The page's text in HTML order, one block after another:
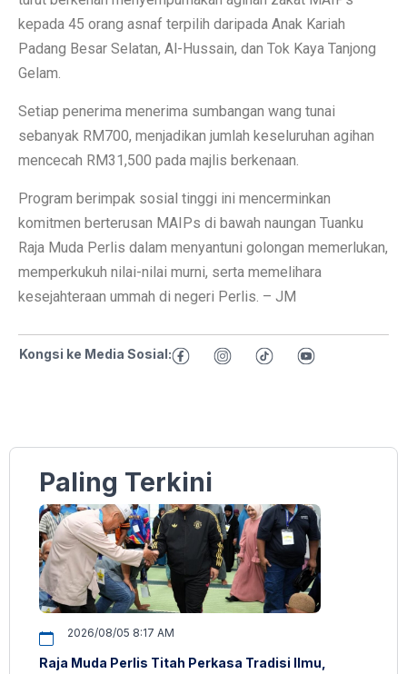
kepada 45 orang asnaf terpilih daripada Anak Kariah
Padang Besar Selatan, Al-Hussain, dan Tok Kaya Tanjong
Gelam.
Setiap penerima menerima sumbangan wang tunai
sebanyak RM700, menjadikan jumlah keseluruhan agihan
mencecah RM31,500 pada majlis berkenaan.
Program berimpak sosial tinggi ini mencerminkan
komitmen berterusan MAIPs di bawah naungan Tuanku
Raja Muda Perlis dalam menyantuni golongan memerlukan,
memperkukuh nilai-nilai murni, serta memelihara
kesejahteraan ummah di negeri Perlis. – JM
Kongsi ke Media Sosial:
Paling Terkini
2026/08/05 8:17 AM
Raja Muda Perlis Titah Perkasa Tradisi Ilmu,